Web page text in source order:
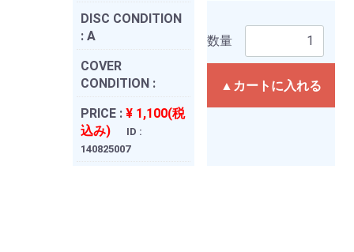
DISC CONDITION
: A
COVER
CONDITION :
PRICE : ¥ 1,100(税
込み)
ID :
140825007
数量
▲カートに入れる